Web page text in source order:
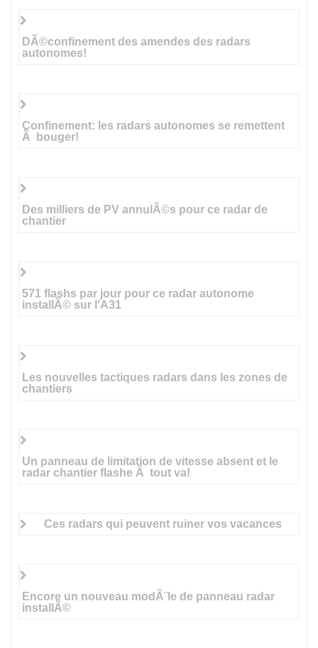
DÃ©confinement des amendes des radars
autonomes!
Confinement: les radars autonomes se remettent
Ã bouger!
Des milliers de PV annulÃ©s pour ce radar de
chantier
571 flashs par jour pour ce radar autonome
installÃ© sur l'A31
Les nouvelles tactiques radars dans les zones de
chantiers
Un panneau de limitation de vitesse absent et le
radar chantier flashe Ã tout va!
Ces radars qui peuvent ruiner vos vacances
Encore un nouveau modÃ¨le de panneau radar
installÃ©